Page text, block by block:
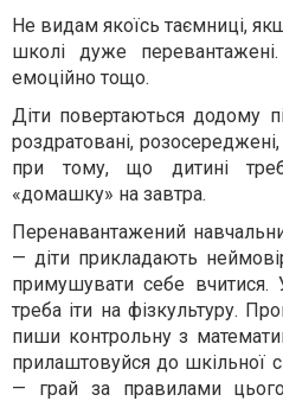
Не видам якоїсь таємниці,
школі дуже
емоційно тощо.
Діти повертаються додому
роздратовані, розосереджені,
при тому, що дитині
«домашку» на завтра.
Перенавантажений
— діти прикладають
примушувати себе вчитися.
треба іти на фізкультуру.
пиши контрольну з
прилаштовуйся до шкільної
— грай за правилами